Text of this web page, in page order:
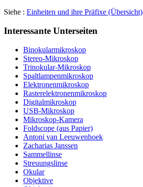
Siehe : Einheiten und ihre Präfixe (Übersicht)
Interessante Unterseiten
Binokularmikroskop
Stereo-Mikroskop
Trinokular-Mikroskop
Spaltlampenmikroskop
Elektronenmikroskop
Rasterelektronenmikroskop
Digitalmikroskop
USB-Mikroskop
Mikroskop-Kamera
Foldscope (aus Papier)
Antoni van Leeuwenhoek
Zacharias Janssen
Sammellinse
Streuungslinse
Okular
Objektive